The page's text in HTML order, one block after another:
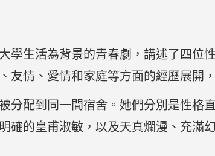
學生活為背景的青春劇，講述了四位
友情、愛情和家庭等方面的經歷展開
分配到同一間宿舍。她們分別是性格
確的皇甫淑敏，以及天真爛漫、充滿